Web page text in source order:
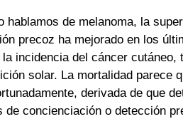
de melanoma, la
precoz ha mejorado en los
incidencia del cáncer cutáneo,
solar. La mortalidad parece
derivada de que
concienciación o detección